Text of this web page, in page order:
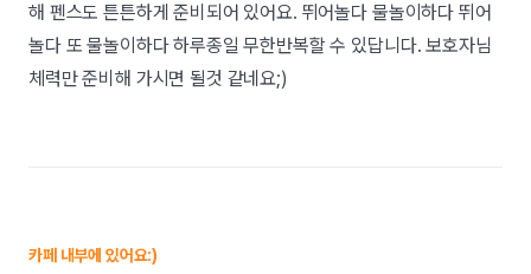
해 펜스도 튼튼하게 준비되어 있어요. 뛰어놀다 물놀이하다 뛰어
놀다 또 물놀이하다 하루종일 무한반복할 수 있답니다. 보호자님
체력만 준비해 가시면 될것 같네요;)
카페 내부에 있어요:)